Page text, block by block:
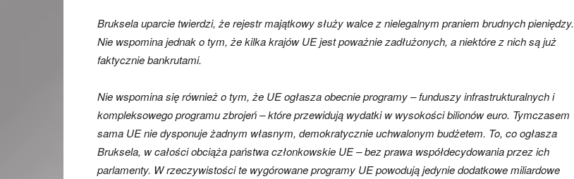
Bruksela uparcie twierdzi, że rejestr majątkowy służy walce z nielegalnym praniem brudnych pieniędzy.
Nie wspomina jednak o tym, że kilka krajów UE jest poważnie zadłużonych, a niektóre z nich są już
faktycznie bankrutami.
Nie wspomina się również o tym, że UE ogłasza obecnie programy – funduszy infrastrukturalnych i
kompleksowego programu zbrojeń – które przewidują wydatki w wysokości bilionów euro. Tymczasem
sama UE nie dysponuje żadnym własnym, demokratycznie uchwalonym budżetem. To, co ogłasza
Bruksela, w całości obciąża państwa członkowskie UE – bez prawa współdecydowania przez ich
parlamenty. W rzeczywistości te wygórowane programy UE powodują jedynie dodatkowe miliardowe